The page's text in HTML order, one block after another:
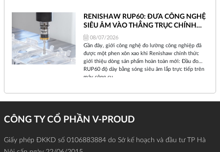
mỗi khi Renishaw ra mắt một thiết bị mới, đó không
chỉ là sự nâng cấp phần cứng đơn thuần, mà là một
sự dịch chuyển về triết lý sản xuất.
RENISHAW RUP60: ĐƯA CÔNG NGHỆ
SIÊU ÂM VÀO THẲNG TRỤC CHÍNH
MÁY CNC
08/07/2026
Gần đây, giới công nghệ đo lường công nghiệp đã
được một phen xôn xao khi Renishaw chính thức
giới thiệu dòng sản phẩm hoàn toàn mới: Đầu đo
RUP60 độ dày bằng sóng siêu âm lắp trực tiếp trên
máy công cụ.
CÔNG TY CỔ PHẦN V-PROUD
Giấy phép ĐKKD số 0106883884 do Sở kế hoạch và đầu tư TP Hà